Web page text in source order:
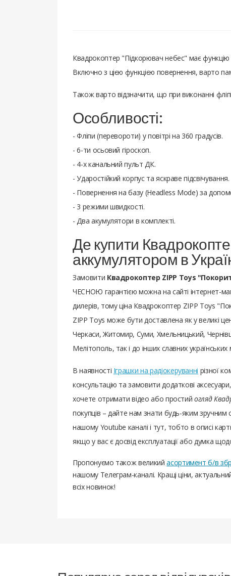
Квадрокоптер "Підкорювач небес" має
Включно з цією функцією повернення, варто
Також варто відзначити, що при виконанні
Особливості:
- Фліпи (перевороти) у повітрі на 360 градусів.
- 6-ти осьовий гіроскоп.
- 4-х канальний пульт ДК.
- Ударостійкий корпус та яскраве підсвічування.
- Повернення на базу (Headless Mode) за
- 3 режими швидкості.
- Два акумулятори в комплекті.
Де купити
аккумулятором в
Замовити Квадрокоптер ZIPP Toys
ЧЕСНОЮ гарантією можна на сайті інтернет-
дилерів, тому ціна Квадрокоптер ZIPP Toys
ZIPP Toys може бути доставлена ​​як у великі
Черкаси, Житомир, Суми, Хмельницький,
Мелітополь, так і до інших славних
В наявності Іграшки на радіокеруванні різної
консультацію та замовити додаткові
хочете отримати відео або простийогляд
покупців – дайте нам знати будь-яким
нашому Youtube каналі і тут, тобто в описі
якщо у вас є досвід експлуатації або думка
Пропонуємо також великийасортимент б/в
нашому Телеграм-каналі. Кращі ціни,
всіх новинок!